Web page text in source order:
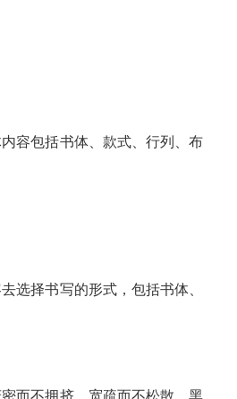
容包括书体、款式、行列、布
选择书写的形式，包括书体、
而不拥挤，宽疏而不松散，黑